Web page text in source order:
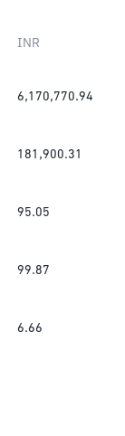
INR
6,170,770.94
181,900.31
95.05
99.87
6.66